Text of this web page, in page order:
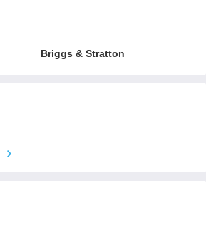
Briggs & Stratton